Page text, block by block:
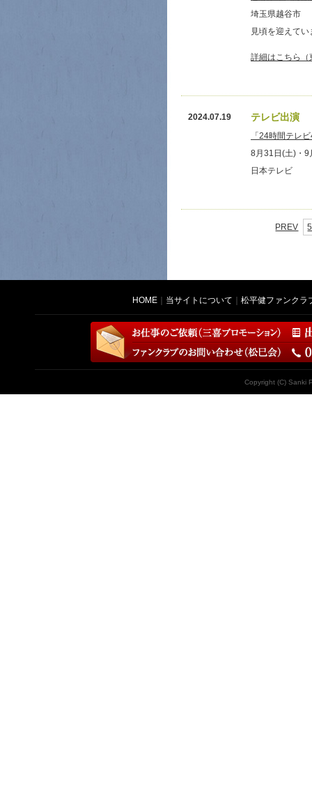
埼玉県越谷市
見頃を迎えてい
詳細はこちら
2024.07.19 テレビ出演
「24時間テレ
8月31日(土)・
日本テレビ
PREV 5
HOME 当サイトについて 松平健ファンクラ
Copyright (C) Sanki